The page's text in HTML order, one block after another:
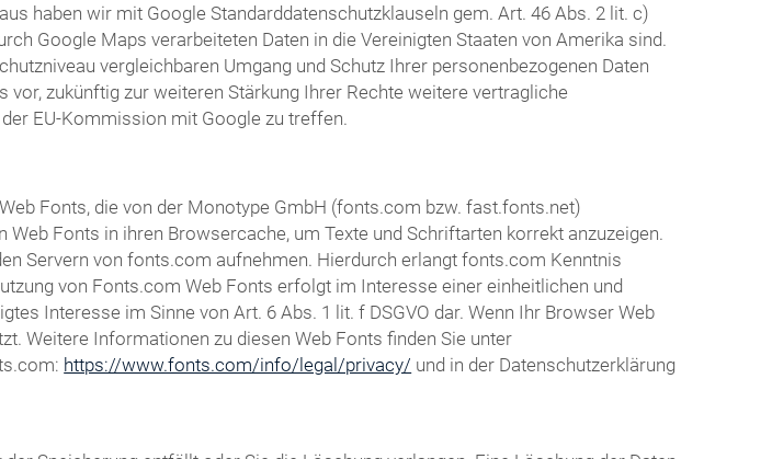
haben wir mit Google Standarddatenschutzklauseln gem. Art. 46 Abs. 2 lit. c)
Google Maps verarbeiteten Daten in die Vereinigten Staaten von Amerika sind.
vergleichbaren Umgang und Schutz Ihrer personenbezogenen Daten
zukünftig zur weiteren Stärkung Ihrer Rechte weitere vertragliche
EU-Kommission mit Google zu treffen.
Fonts, die von der Monotype GmbH (fonts.com bzw. fast.fonts.net)
Fonts in ihren Browsercache, um Texte und Schriftarten korrekt anzuzeigen.
Servern von fonts.com aufnehmen. Hierdurch erlangt fonts.com Kenntnis
von Fonts.com Web Fonts erfolgt im Interesse einer einheitlichen und
Interesse im Sinne von Art. 6 Abs. 1 lit. f DSGVO dar. Wenn Ihr Browser Web
Weitere Informationen zu diesen Web Fonts finden Sie unter
https://www.fonts.com/info/legal/privacy/ und in der Datenschutzerklärung